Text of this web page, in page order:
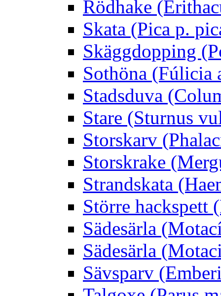
Rödhake
Skata (Pica p.
Skäggdopping
Sothöna (Fúlicia
Stadsduva
Stare (Sturnus
Storskarv
Storskrake
Strandskata
Större hackspett
Sädesärla
Sädesärla
Sävsparv